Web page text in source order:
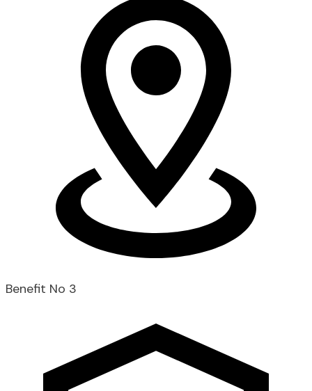
Benefit No 3